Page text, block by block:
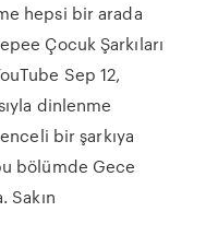
hepsi bir arada
Çocuk Şarkıları
Sep 12,
dinlenme
bir şarkıya
bölümde Gece
Sakın